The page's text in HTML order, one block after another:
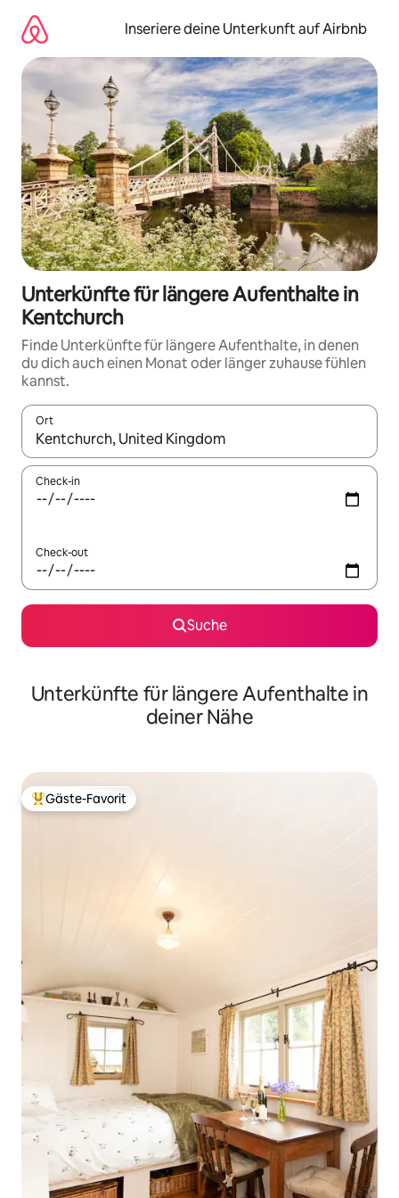
Inhalten
springen
Inseriere deine Unterkunft auf Airbnb
Unterkünfte für längere Aufenthalte in
Kentchurch
Finde Unterkünfte für längere Aufenthalte, in denen
du dich auch einen Monat oder länger zuhause fühlen
kannst.
Ort
Wenn Ergebnisse verfügbar sind, navigiere mit den
Check-in
Check-out
Suche
Unterkünfte für längere Aufenthalte in
deiner Nähe
Beliebter Gäste-Favorit.
Gäste-Favorit